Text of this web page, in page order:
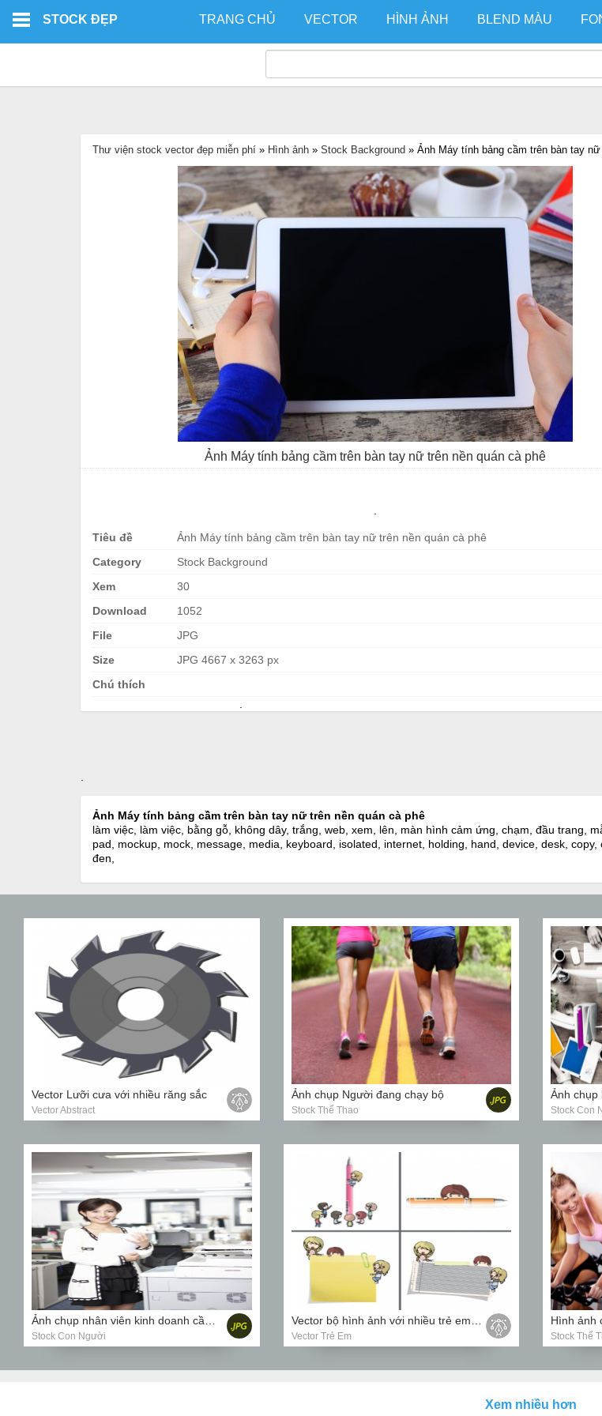
STOCK ĐẸP TRANG CHỦ VECTOR HÌNH ẢNH BLEND MÀU
Thư viện stock vector đẹp miễn phí » Hình ảnh » Stock Background » Ảnh Máy tính bảng cầm trên bàn tay nữ trên nền
Ảnh Máy tính bảng cầm trên bàn tay nữ trên nền quán cà phê
Tiêu đề
Ảnh Máy tính bảng cầm trên bàn tay nữ trên nền quán cà phê
Category
Stock Background
Xem
30
Download
1052
File
JPG
Size
JPG 4667 x 3263 px
Chú thích
Ảnh Máy tính bảng cầm trên bàn tay nữ trên nền quán cà phê
làm việc, làm việc, bằng gỗ, không dây, trắng, web, xem, lên, màn hình cảm ứng, chạm, đầu trang,
pad, mockup, mock, message, media, keyboard, isolated, internet, holding, hand, device, desk,
đen,
Vector Lưỡi cưa với nhiều răng sắc
Vector Abstract
Ảnh chụp Người đang chạy bộ
Stock Thể Thao Stock Con
Stock Con Người Vector Trẻ Em Stock Thể
Xem nhiều hơn